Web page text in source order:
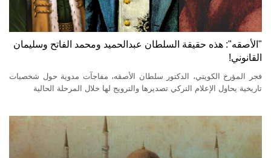
"الأصقه": هذه حقيقة السلطان عبدالحميد ومحمد الفاتح وسليمان
القانوني!
فجر المؤرخ الكويتي، الدكتور سلطان الأصقه، مفاجآت مدوية حول شخصيات
تاريخية يحاول الإعلام التركي تصديرها والترويج لها خلال المرحلة الحالية